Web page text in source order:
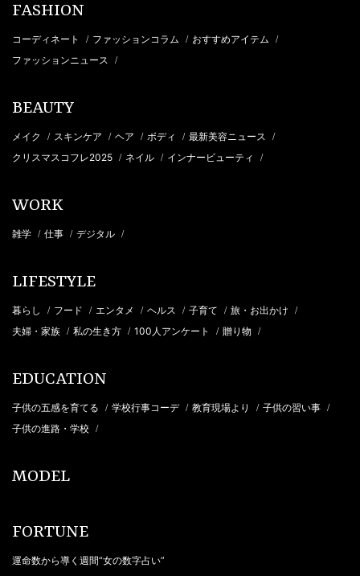
FASHION
コーディネート / ファッションコラム / おすすめアイテム /
ファッションニュース /
BEAUTY
メイク / スキンケア / ヘア / ボディ / 最新美容ニュース /
クリスマスコフレ2025 / ネイル / インナービューティ /
WORK
雑学 / 仕事 / デジタル /
LIFESTYLE
暮らし / フード / エンタメ / ヘルス / 子育て / 旅・お出かけ /
夫婦・家族 / 私の生き方 / 100人アンケート / 贈り物 /
EDUCATION
子供の五感を育てる / 学校行事コーデ / 教育現場より / 子供の習い事 /
子供の進路・学校 /
MODEL
FORTUNE
運命数から導く週間“女の数字占い”